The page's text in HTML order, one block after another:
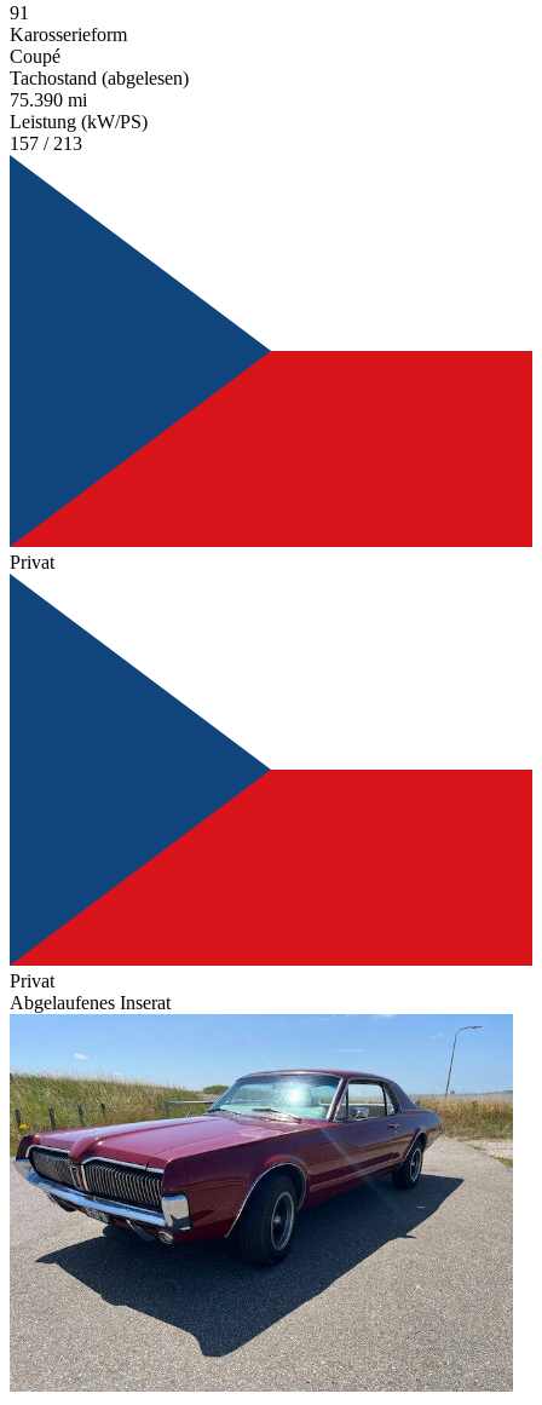
91
Karosserieform
Coupé
Tachostand (abgelesen)
75.390 mi
Leistung (kW/PS)
157 / 213
Privat
Privat
Abgelaufenes Inserat